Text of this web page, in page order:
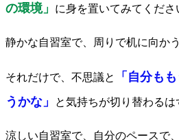
の環境」
に身を置いてみてくださ
静かな自習室で、周りで机に向か
それだけで、不思議と
「自分も
うかな」
と気持ちが切り替わるは
涼しい自習室で、自分のペースで